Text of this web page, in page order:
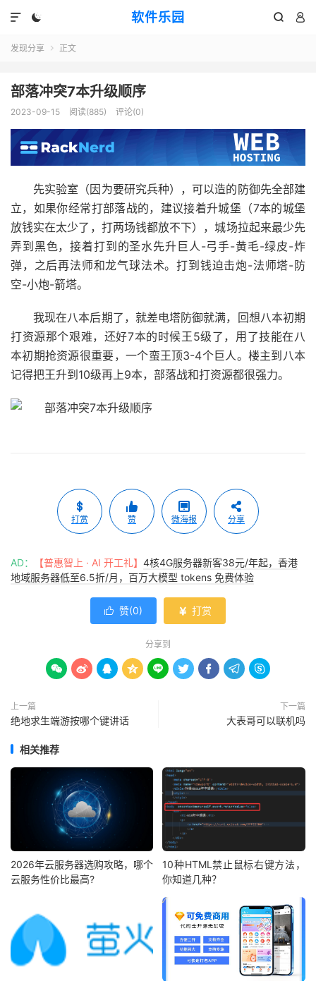
软件乐园 
 

发现分享  正文
部落冲突7本升级顺序
2023-09-15 阅读(885) 评论(0)
先实验室（因为要研究兵种），可以造的防御先全部建
立，如果你经常打部落战的，建议接着升城堡（7本的城堡
放钱实在太少了，打两场钱都放不下），城场拉起来最少先
弄到黑色，接着打到的圣水先升巨人-弓手-黄毛-绿皮-炸
弹，之后再法师和龙气球法术。打到钱迫击炮-法师塔-防
空-小炮-箭塔。
我现在八本后期了，就差电塔防御就满，回想八本初期
打资源那个艰难，还好7本的时候王5级了，用了技能在八
本初期抢资源很重要，一个蛮王顶3-4个巨人。楼主到八本
记得把王升到10级再上9本，部落战和打资源都很强力。
打赏 赞 微海报 分享
AD： 【普惠智上 · AI 开工礼】 4核4G服务器新客38元/年起，香港
地域服务器低至6.5折/月，百万大模型 tokens 免费体验
 赞(0)  打赏
分享到
        
上一篇
绝地求生端游按哪个键讲话
下一篇
大表哥可以联机吗
相关推荐
2026年云服务器选购攻略，哪个
云服务性价比最高?
10种HTML禁止鼠标右键方法，
你知道几种？